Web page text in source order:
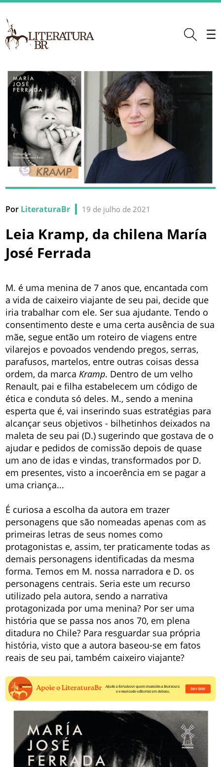
Por LiteraturaBr 19 de julho de 2021
Leia Kramp, da chilena María
José Ferrada
M. é uma menina de 7 anos que, encantada com
a vida de caixeiro viajante de seu pai, decide que
iria trabalhar com ele. Ser sua ajudante. Tendo o
consentimento deste e uma certa ausência de sua
mãe, segue então um roteiro de viagens entre
vilarejos e povoados vendendo pregos, serras,
parafusos, martelos, entre outras coisas dessa
ordem, da marca Kramp. Dentro de um velho
Renault, pai e filha estabelecem um código de
ética e conduta só deles. M., sendo a menina
esperta que é, vai inserindo suas estratégias para
alcançar seus objetivos - bilhetinhos deixados na
maleta de seu pai (D.) sugerindo que gostava de o
ajudar e pedidos de comissão depois de quase
um ano de idas e vindas, transformados por D.
em presentes, visto a incoerência em se pagar a
uma criança...
É curiosa a escolha da autora em trazer
personagens que são nomeadas apenas com as
primeiras letras de seus nomes como
protagonistas e, assim, ter praticamente todas as
demais personagens identificadas da mesma
forma. Temos em M. nossa narradora e D. os
personagens centrais. Seria este um recurso
utilizado pela autora, sendo a narrativa
protagonizada por uma menina? Por ser uma
história que se passa nos anos 70, em plena
ditadura no Chile? Para resguardar sua própria
história, visto que a autora baseou-se em fatos
reais de seu pai, também caixeiro viajante?